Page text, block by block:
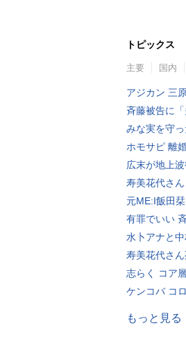
トピックス
主要 国内
アジカン 三
斉藤被告に「
みな実を守
ホモサピ 離
広末が地上
寿美花代さ
元ME:I飯田
有罪でいい
水卜アナと
寿美花代さ
志らく コア
ケンコバ コ
もっと見る